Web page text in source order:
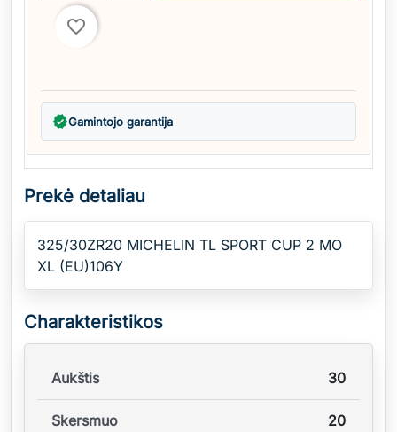
favorite_border
verifiedGamintojo garantija
Prekė detaliau
325/30ZR20 MICHELIN TL SPORT CUP 2 MO
XL (EU)106Y
Charakteristikos
Aukštis 30
Skersmuo 20